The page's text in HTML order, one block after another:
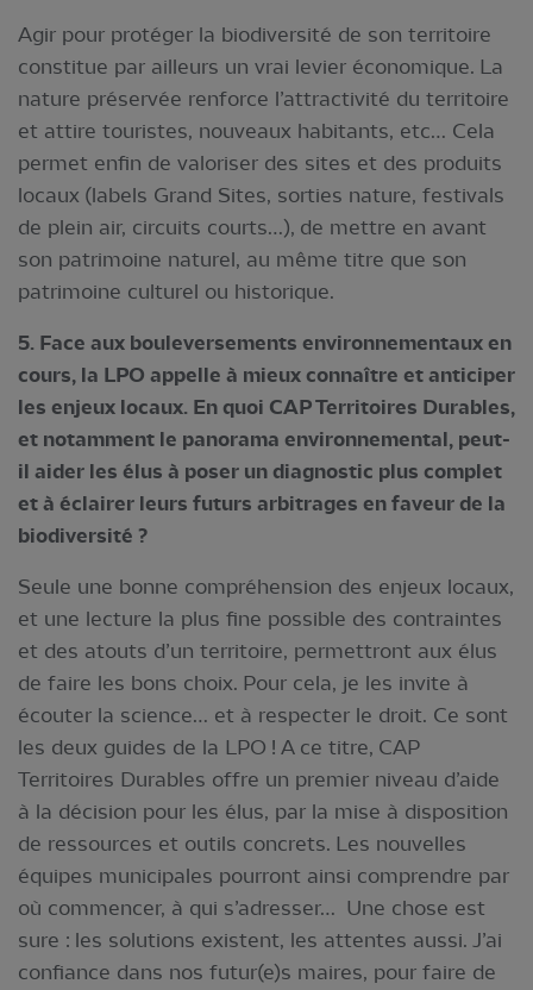
Agir pour protéger la biodiversité de son territoire
constitue par ailleurs un vrai levier économique. La
nature préservée renforce l’attractivité du territoire
et attire touristes, nouveaux habitants, etc… Cela
permet enfin de valoriser des sites et des produits
locaux (labels Grand Sites, sorties nature, festivals
de plein air, circuits courts…), de mettre en avant
son patrimoine naturel, au même titre que son
patrimoine culturel ou historique.
5. Face aux bouleversements environnementaux en
cours, la LPO appelle à mieux connaître et anticiper
les enjeux locaux. En quoi CAP Territoires Durables,
et notamment le panorama environnemental, peut-
il aider les élus à poser un diagnostic plus complet
et à éclairer leurs futurs arbitrages en faveur de la
biodiversité ?
Seule une bonne compréhension des enjeux locaux,
et une lecture la plus fine possible des contraintes
et des atouts d’un territoire, permettront aux élus
de faire les bons choix. Pour cela, je les invite à
écouter la science… et à respecter le droit. Ce sont
les deux guides de la LPO ! A ce titre, CAP
Territoires Durables offre un premier niveau d’aide
à la décision pour les élus, par la mise à disposition
de ressources et outils concrets. Les nouvelles
équipes municipales pourront ainsi comprendre par
où commencer, à qui s’adresser… Une chose est
sure : les solutions existent, les attentes aussi. J’ai
confiance dans nos futur(e)s maires, pour faire de